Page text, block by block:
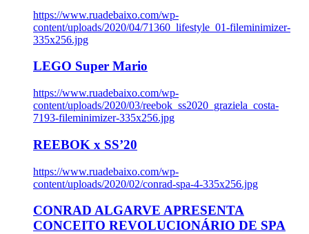
https://www.ruadebaixo.com/wp-
content/uploads/2020/04/71360_lifestyle_01-fileminimizer-
335x256.jpg
LEGO Super Mario
https://www.ruadebaixo.com/wp-
content/uploads/2020/03/reebok_ss2020_graziela_costa-
7193-fileminimizer-335x256.jpg
REEBOK x SS’20
https://www.ruadebaixo.com/wp-
content/uploads/2020/02/conrad-spa-4-335x256.jpg
CONRAD ALGARVE APRESENTA
CONCEITO REVOLUCIONÁRIO DE SPA